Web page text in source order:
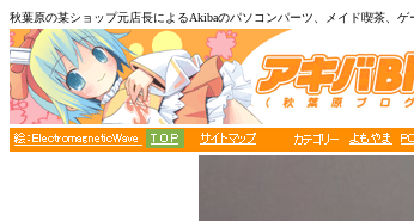
秋葉原の某ショップ元店長によるAkibaのパソコンパーツ、メイド喫茶、